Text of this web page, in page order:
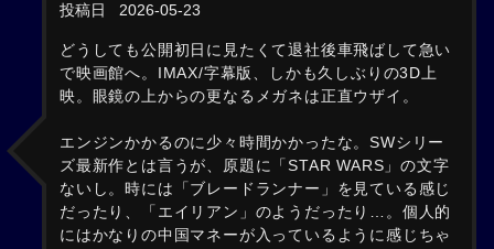
投稿日
2026-05-23
どうしても公開初日に見たくて退社後車飛ばして急い
で映画館へ。IMAX/字幕版、しかも久しぶりの3D上
映。眼鏡の上からの更なるメガネは正直ウザイ。
エンジンかかるのに少々時間かかったな。SWシリー
ズ最新作とは言うが、原題に「STAR WARS」の文字
ないし。時には「ブレードランナー」を見ている感じ
だったり、「エイリアン」のようだったり…。個人的
にはかなりの中国マネーが入っているように感じちゃ